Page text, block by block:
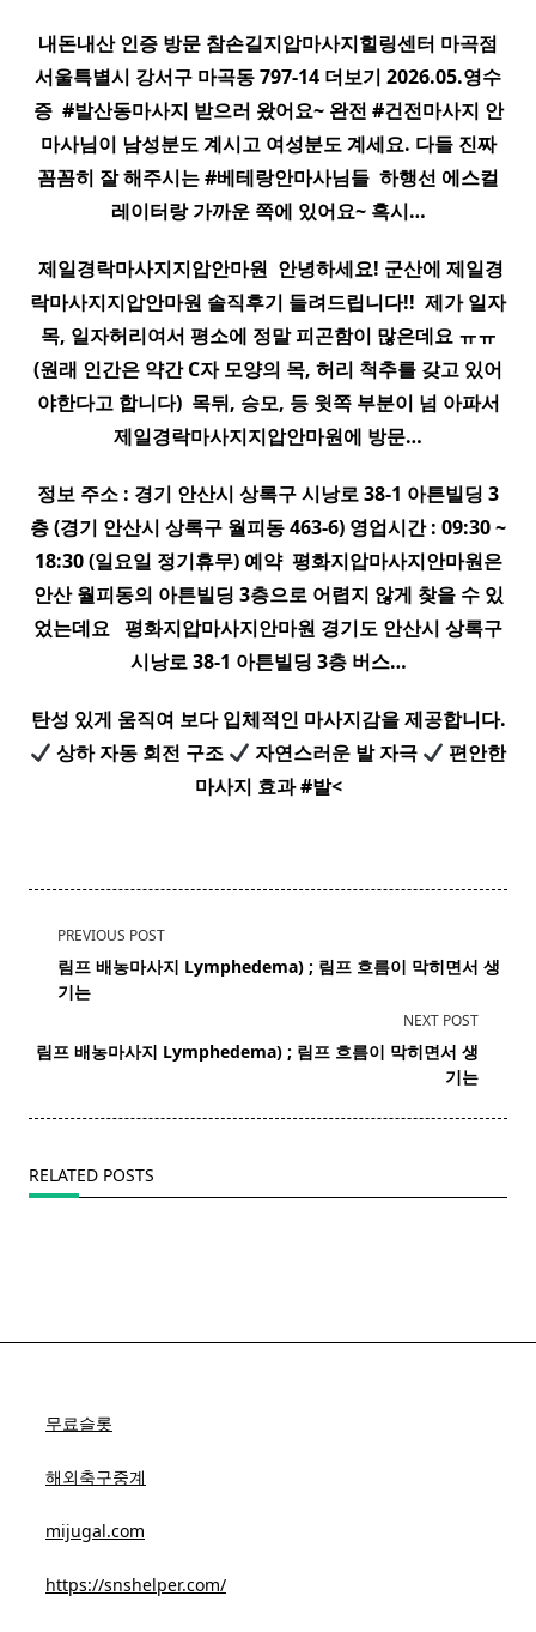
내돈내산 인증 방문 참손길지압마사지힐링센터 마곡점
서울특별시 강서구 마곡동 797-14 더보기 2026.05.영수
증 ​ #발산동마사지 받으러 왔어요~ 완전 #건전마사지 안
마사님이 남성분도 계시고 여성분도 계세요. 다들 진짜
꼼꼼히 잘 해주시는 #베테랑안마사님들 ​ 하행선 에스컬
레이터랑 가까운 쪽에 있어요~ 혹시…
​ 제일경락마사지지압안마원 ​ 안녕하세요! 군산에 제일경
락마사지지압안마원 솔직후기 들려드립니다!! ​ 제가 일자
목, 일자허리여서 평소에 정말 피곤함이 많은데요 ㅠㅠ
(원래 인간은 약간 C자 모양의 목, 허리 척추를 갖고 있어
야한다고 합니다) ​ 목뒤, 승모, 등 윗쪽 부분이 넘 아파서
제일경락마사지지압안마원에 방문…
정보 주소 : 경기 안산시 상록구 시낭로 38-1 아튼빌딩 3
층 (경기 안산시 상록구 월피동 463-6) 영업시간 : 09:30 ~
18:30 (일요일 정기휴무) 예약 ​ 평화지압마사지안마원은
안산 월피동의 아튼빌딩 3층으로 어렵지 않게 찾을 수 있
었는데요 ​ ​ 평화지압마사지안마원 경기도 안산시 상록구
시낭로 38-1 아튼빌딩 3층 버스…
탄성 있게 움직여 보다 입체적인 마사지감을 제공합니다.
상하 자동 회전 구조
자연스러운 발 자극
편안한
마사지 효과 #발<
<span
class="nav-
subtitle
reader-
PREVIOUS POST
림프 배농마사지 Lymphedema) ; 림프 흐름이 막히면서 생
기는
NEXT POST
림프 배농마사지 Lymphedema) ; 림프 흐름이 막히면서 생
기는
RELATED POSTS
무료슬롯
해외축구중계
mijugal.com
https://snshelper.com/